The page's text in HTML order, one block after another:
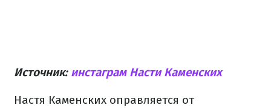
Источник:инстаграм Насти Каменских
Настя Каменских оправляется от